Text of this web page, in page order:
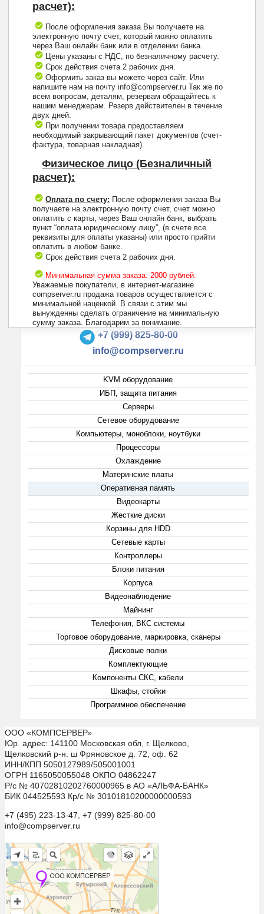
расчет):
После оформления заказа Вы получаете на
электронную почту счет, который можно оплатить
через Ваш онлайн банк или в отделении банка.
Цены указаны с НДС, по безналичному расчету.
Срок действия счета 2 рабочих дня.
Оформить заказ вы можете через сайт. Или
напишите нам на почту info@compserver.ru Так же по
всем вопросам, деталям, резервам обращайтесь к
нашим менеджерам. Резерв действителен в течение
двух дней.
При получении товара предоставляем
необходимый закрывающий пакет документов (счет-
фактура, товарная накладная).
Физическое лицо (Безналичный
расчет):
Оплата по счету: После оформления заказа Вы
получаете на электронную почту счет, счет можно
оплатить с карты, через Ваш онлайн банк, выбрать
пункт “оплата юридическому лицу”, (в счете все
реквизиты для оплаты указаны) или просто прийти
оплатить в любом банке.
Срок действия счета 2 рабочих дня.
Минимальная сумма заказа: 2000 рублей.
Уважаемые покупатели, в интернет-магазине
compserver.ru продажа товаров осуществляется с
минимальной наценкой. В связи с этим мы
вынужденны сделать ограничение на минимальную
сумму заказа. Благодарим за понимание.
+7 (495) 223-13-47
+7 (999) 825-80-00
info@compserver.ru
KVM оборудование
ИБП, защита питания
Серверы
Сетевое оборудование
Компьютеры, моноблоки, ноутбуки
Процессоры
Охлаждение
Материнские платы
Оперативная память
Видеокарты
Жесткие диски
Корзины для HDD
Сетевые карты
Контроллеры
Блоки питания
Корпуса
Видеонаблюдение
Майнинг
Телефония, ВКС системы
Торговое оборудование, маркировка, сканеры
Дисковые полки
Комплектующие
Компоненты СКС, кабели
Шкафы, стойки
Программное обеспечение
ООО «КОМПСЕРВЕР»
Юр. адрес: 141100 Московская обл, г. Щелково,
Щелковский р-н. ш Фряновское д. 72, оф. 62
ИНН/КПП 5050127989/505001001
ОГРН 1165050055048 ОКПО 04862247
Р/с № 40702810202760000965 в АО «АЛЬФА-БАНК»
БИК 044525593 Кр/с № 30101810200000000593
+7 (495) 223-13-47, +7 (999) 825-80-00
info@compserver.ru